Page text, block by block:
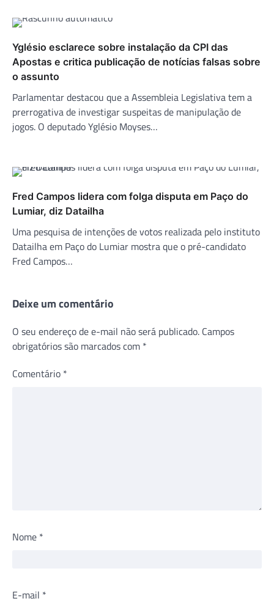
Yglésio esclarece sobre instalação da CPI das
Apostas e critica publicação de notícias falsas sobre
o assunto
Parlamentar destacou que a Assembleia Legislativa tem a
prerrogativa de investigar suspeitas de manipulação de
jogos. O deputado Yglésio Moyses…
Fred Campos lidera com folga disputa em Paço do
Lumiar, diz Datailha
Uma pesquisa de intenções de votos realizada pelo instituto
Datailha em Paço do Lumiar mostra que o pré-candidato
Fred Campos…
Deixe um comentário
O seu endereço de e-mail não será publicado. Campos
obrigatórios são marcados com *
Comentário *
Nome *
E-mail *